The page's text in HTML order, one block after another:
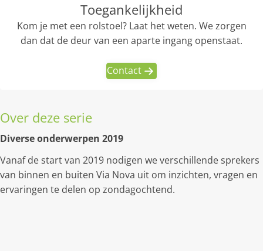
Toegankelijkheid
Kom je met een rolstoel? Laat het weten. We zorgen
dan dat de deur van een aparte ingang openstaat.
Contact
Over deze serie
Diverse onderwerpen 2019
Vanaf de start van 2019 nodigen we verschillende sprekers
van binnen en buiten Via Nova uit om inzichten, vragen en
ervaringen te delen op zondagochtend.